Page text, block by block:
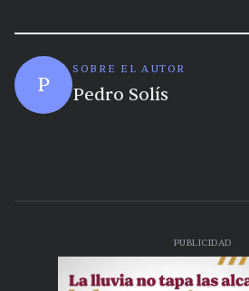
P
SOBRE EL AUTOR
Pedro Solís
PUBLICIDAD